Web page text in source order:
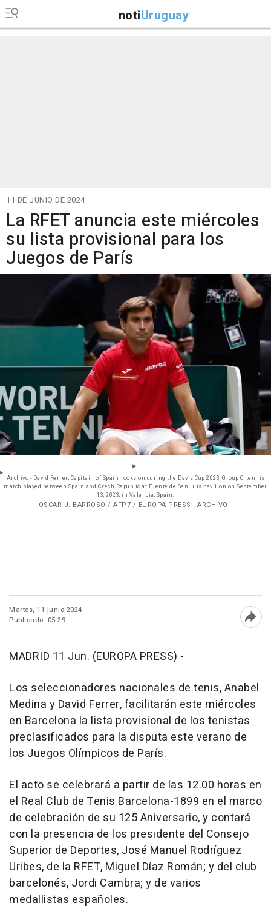
notiUruguay
11 DE JUNIO DE 2024
La RFET anuncia este miércoles
su lista provisional para los
Juegos de París
Archivo - David Ferrer, Capitain of Spain, looks on during the Davis Cup 2023, Group C, tennis
match played between Spain and Czech Republic at Fuente de San Luis pavilion on September
13, 2023, in Valencia, Spain.
- OSCAR J. BARROSO / AFP7 / EUROPA PRESS - ARCHIVO
Martes, 11 junio 2024
Publicado: 05:29
MADRID 11 Jun. (EUROPA PRESS) -
Los seleccionadores nacionales de tenis, Anabel
Medina y David Ferrer, facilitarán este miércoles
en Barcelona la lista provisional de los tenistas
preclasificados para la disputa este verano de
los Juegos Olímpicos de París.
El acto se celebrará a partir de las 12.00 horas en
el Real Club de Tenis Barcelona-1899 en el marco
de celebración de su 125 Aniversario, y contará
con la presencia de los presidente del Consejo
Superior de Deportes, José Manuel Rodríguez
Uribes, de la RFET, Miguel Díaz Román; y del club
barcelonés, Jordi Cambra; y de varios
medallistas españoles.